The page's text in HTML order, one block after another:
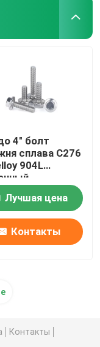
4" болт
сплава C276
904L
продетый
Лучшая цена
Контакты
Контакты